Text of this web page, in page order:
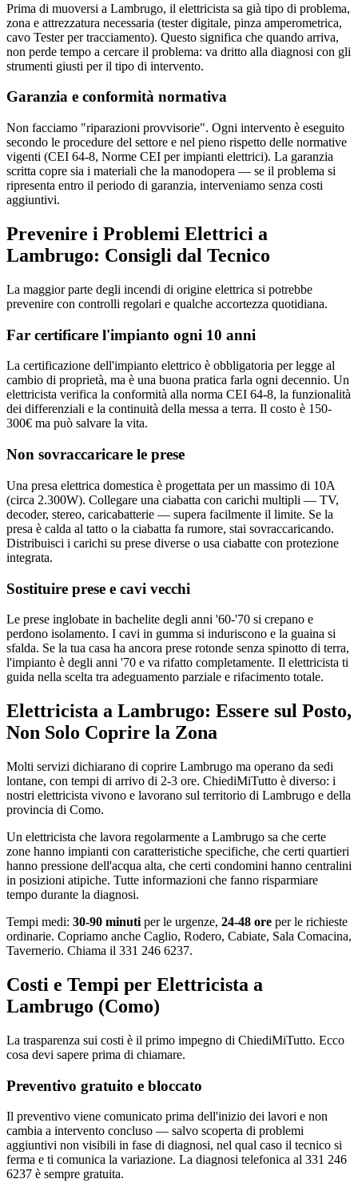
Prima di muoversi a Lambrugo, il elettricista sa già tipo di problema,
zona e attrezzatura necessaria (tester digitale, pinza amperometrica,
cavo Tester per tracciamento). Questo significa che quando arriva,
non perde tempo a cercare il problema: va dritto alla diagnosi con gli
strumenti giusti per il tipo di intervento.
Garanzia e conformità normativa
Non facciamo "riparazioni provvisorie". Ogni intervento è eseguito
secondo le procedure del settore e nel pieno rispetto delle normative
vigenti (CEI 64-8, Norme CEI per impianti elettrici). La garanzia
scritta copre sia i materiali che la manodopera — se il problema si
ripresenta entro il periodo di garanzia, interveniamo senza costi
aggiuntivi.
Prevenire i Problemi Elettrici a
Lambrugo: Consigli dal Tecnico
La maggior parte degli incendi di origine elettrica si potrebbe
prevenire con controlli regolari e qualche accortezza quotidiana.
Far certificare l'impianto ogni 10 anni
La certificazione dell'impianto elettrico è obbligatoria per legge al
cambio di proprietà, ma è una buona pratica farla ogni decennio. Un
elettricista verifica la conformità alla norma CEI 64-8, la funzionalità
dei differenziali e la continuità della messa a terra. Il costo è 150-
300€ ma può salvare la vita.
Non sovraccaricare le prese
Una presa elettrica domestica è progettata per un massimo di 10A
(circa 2.300W). Collegare una ciabatta con carichi multipli — TV,
decoder, stereo, caricabatterie — supera facilmente il limite. Se la
presa è calda al tatto o la ciabatta fa rumore, stai sovraccaricando.
Distribuisci i carichi su prese diverse o usa ciabatte con protezione
integrata.
Sostituire prese e cavi vecchi
Le prese inglobate in bachelite degli anni '60-'70 si crepano e
perdono isolamento. I cavi in gumma si induriscono e la guaina si
sfalda. Se la tua casa ha ancora prese rotonde senza spinotto di terra,
l'impianto è degli anni '70 e va rifatto completamente. Il elettricista ti
guida nella scelta tra adeguamento parziale e rifacimento totale.
Elettricista a Lambrugo: Essere sul Posto,
Non Solo Coprire la Zona
Molti servizi dichiarano di coprire Lambrugo ma operano da sedi
lontane, con tempi di arrivo di 2-3 ore. ChiediMiTutto è diverso: i
nostri elettricista vivono e lavorano sul territorio di Lambrugo e della
provincia di Como.
Un elettricista che lavora regolarmente a Lambrugo sa che certe
zone hanno impianti con caratteristiche specifiche, che certi quartieri
hanno pressione dell'acqua alta, che certi condomini hanno centralini
in posizioni atipiche. Tutte informazioni che fanno risparmiare
tempo durante la diagnosi.
Tempi medi: 30-90 minuti per le urgenze, 24-48 ore per le richieste
ordinarie. Copriamo anche Caglio, Rodero, Cabiate, Sala Comacina,
Tavernerio. Chiama il 331 246 6237.
Costi e Tempi per Elettricista a
Lambrugo (Como)
La trasparenza sui costi è il primo impegno di ChiediMiTutto. Ecco
cosa devi sapere prima di chiamare.
Preventivo gratuito e bloccato
Il preventivo viene comunicato prima dell'inizio dei lavori e non
cambia a intervento concluso — salvo scoperta di problemi
aggiuntivi non visibili in fase di diagnosi, nel qual caso il tecnico si
ferma e ti comunica la variazione. La diagnosi telefonica al 331 246
6237 è sempre gratuita.